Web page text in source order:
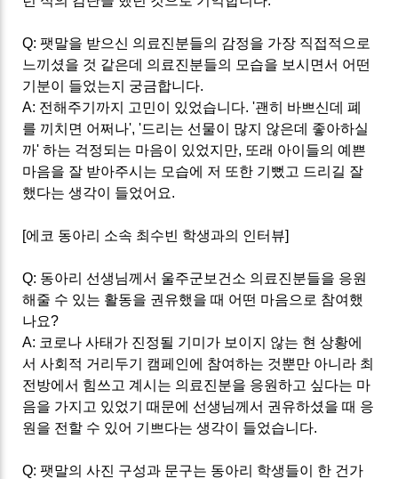
Q:팻말을 받으신 의료진분들의 감정을 가장 직접적으로
느끼셨을 것 같은데 의료진분들의 모습을 보시면서 어떤
기분이 들었는지 궁금합니다.
A: 전해주기까지 고민이 있었습니다. '괜히 바쁘신데 폐
를 끼치면 어쩌나', '드리는 선물이 많지 않은데 좋아하실
까'하는 걱정되는 마음이 있었지만, 또래 아이들의 예쁜
마음을 잘 받아주시는 모습에 저 또한 기뻤고 드리길 잘
했다는 생각이 들었어요.
[에코 동아리 소속 최수빈 학생과의 인터뷰]
Q: 동아리 선생님께서 울주군보건소 의료진분들을 응원
해줄 수 있는 활동을 권유했을 때 어떤 마음으로 참여했
나요?
A: 코로나 사태가 진정될 기미가 보이지 않는 현 상황에
서 사회적 거리두기 캠페인에 참여하는 것뿐만 아니라 최
전방에서 힘쓰고 계시는 의료진분을 응원하고 싶다는 마
음을 가지고 있었기 때문에 선생님께서 권유하셨을 때 응
원을 전할 수 있어 기쁘다는 생각이 들었습니다.
Q:팻말의 사진 구성과 문구는 동아리 학생들이 한 건가